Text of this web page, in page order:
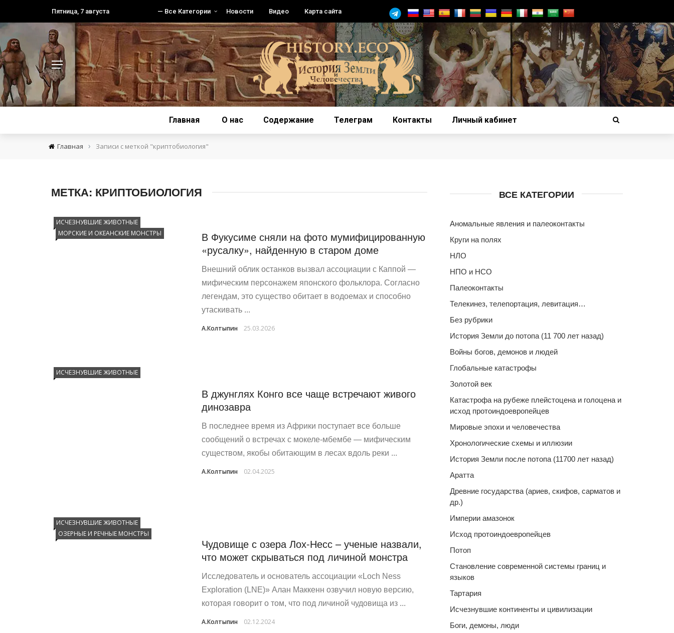
Пятница, 7 августа — Все Категории Новости Видео Карта сайта
Главная О нас Содержание Телеграм Контакты Личный кабинет
Главная › Записи с меткой "криптобиология"
МЕТКА: КРИПТОБИОЛОГИЯ
ИСЧЕЗНУВШИЕ ЖИВОТНЫЕ
МОРСКИЕ И ОКЕАНСКИЕ МОНСТРЫ
В Фукусиме сняли на фото мумифицированную
«русалку», найденную в старом доме
Внешний облик останков вызвал ассоциации с Каппой —
мифическим персонажем японского фольклора. Согласно
легендам, это существо обитает в водоемах и способно
утаскивать ...
А.Колтыпин 25.03.2026
ИСЧЕЗНУВШИЕ ЖИВОТНЫЕ
В джунглях Конго все чаще встречают живого
динозавра
В последнее время из Африки поступает все больше
сообщений о встречах с мокеле-мбембе — мифическим
существом, якобы обитающим в лесах вдоль реки ...
А.Колтыпин 02.04.2025
ИСЧЕЗНУВШИЕ ЖИВОТНЫЕ
ОЗЕРНЫЕ И РЕЧНЫЕ МОНСТРЫ
Чудовище с озера Лох-Несс – ученые назвали,
что может скрываться под личиной монстра
Исследователь и основатель ассоциации «Loch Ness
Exploration (LNE)» Алан Маккенн озвучил новую версию,
которая говорит о том, что под личиной чудовища из ...
А.Колтыпин 02.12.2024
ВСЕ КАТЕГОРИИ
Аномальные явления и палеоконтакты
Круги на полях
НЛО
НПО и НСО
Палеоконтакты
Телекинез, телепортация, левитация…
Без рубрики
История Земли до потопа (11 700 лет назад)
Войны богов, демонов и людей
Глобальные катастрофы
Золотой век
Катастрофа на рубеже плейстоцена и голоцена и
исход протоиндоевропейцев
Мировые эпохи и человечества
Хронологические схемы и иллюзии
История Земли после потопа (11700 лет назад)
Аратта
Древние государства (ариев, скифов, сарматов и
др.)
Империи амазонок
Исход протоиндоевропейцев
Потоп
Становление современной системы границ и
языков
Тартария
Исчезнувшие континенты и цивилизации
Боги, демоны, люди